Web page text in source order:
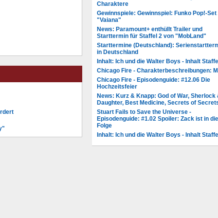
Charaktere
Gewinnspiele: Gewinnspiel: Funko Pop!-Set
"Vaiana"
News: Paramount+ enthüllt Trailer und
Starttermin für Staffel 2 von "MobLand"
Starttermine (Deutschland):
in Deutschland
Inhalt: Ich und die Walter Boys - Inhalt
Chicago Fire - Charakterbeschreibungen:
Chicago Fire - Episodenguide: #12.06 Die
Hochzeitsfeier
News: Kurz & Knapp: God of War, Sherlock
Daughter, Best Medicine, Secrets of
Stuart Fails to Save the Universe -
Episodenguide: #1.02 Spoiler: Zack ist in
Folge
Inhalt: Ich und die Walter Boys - Inhalt